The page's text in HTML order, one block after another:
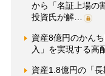
から「名証上場の
投資氏が解…
資産8億円のかん
入」を実現する高
資産1.8億円の「